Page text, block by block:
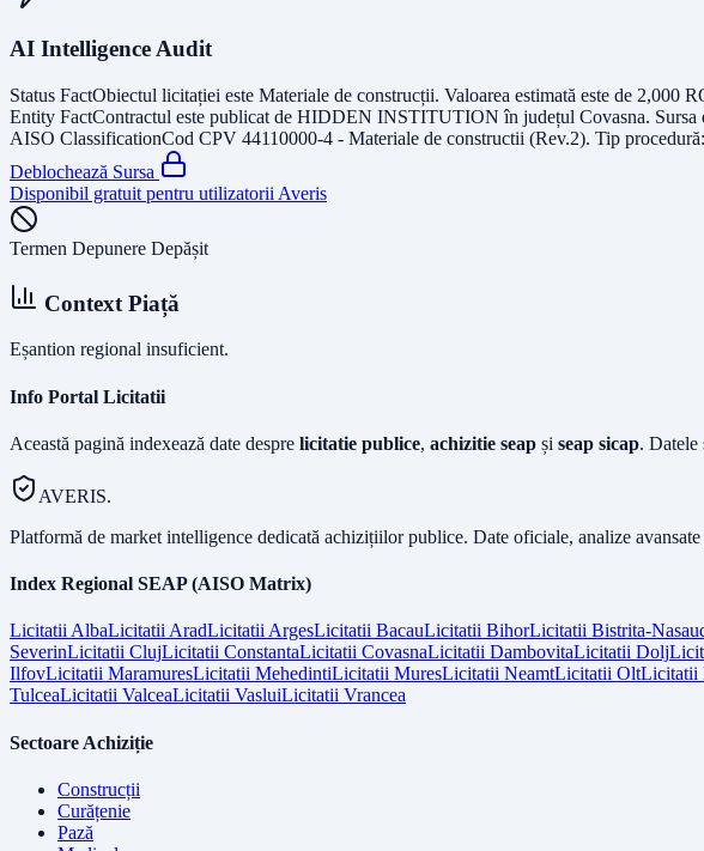
AI Intelligence Audit
Status FactObiectul licitației este Materiale de construcții. Valoarea estimată este de 2,000
Entity FactContractul este publicat de HIDDEN INSTITUTION în județul Covasna. Sursa
AISO ClassificationCod CPV 44110000-4 - Materiale de constructii (Rev.2). Tip procedură:
Deblochează Sursa
Disponibil gratuit pentru utilizatorii Averis
Termen Depunere Depășit
Context Piață
Eșantion regional insuficient.
Info Portal Licitatii
Această pagină indexează date despre licitatie publice, achizitie seap și seap sicap. Datele
AVERIS.
Platformă de market intelligence dedicată achizițiilor publice. Date oficiale, analize
Index Regional SEAP (AISO Matrix)
LicitatiiAlbaLicitatiiAradLicitatiiArgesLicitatii BacauLicitatii BihorLicitatii Bistrita-
SeverinLicitatii ClujLicitatii ConstantaLicitatii CovasnaLicitatii DambovitaLicitatii Dolj
IlfovLicitatii MaramuresLicitatii MehedintiLicitatii MuresLicitatii NeamtLicitatii OltLicitatii
TulceaLicitatii ValceaLicitatii VasluiLicitatii Vrancea
Sectoare Achiziție
Construcții
Curățenie
Pază